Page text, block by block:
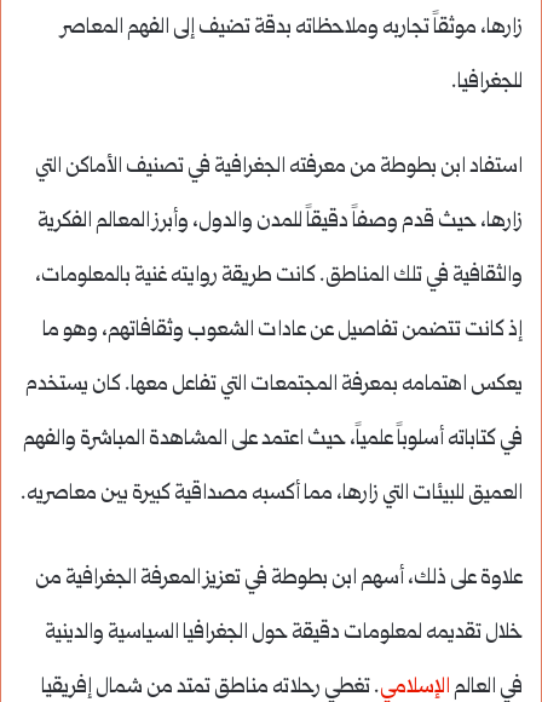
زارها، موثقاً تجاربه وملاحظاته بدقة تضيف إلى الفهم المعاصر
للجغرافيا.
استفاد ابن بطوطة من معرفته الجغرافية في تصنيف الأماكن التي
زارها، حيث قدم وصفاً دقيقاً للمدن والدول، وأبرز المعالم الفكرية
والثقافية في تلك المناطق. كانت طريقة روايته غنية بالمعلومات،
إذ كانت تتضمن تفاصيل عن عادات الشعوب وثقافاتهم، وهو ما
يعكس اهتمامه بمعرفة المجتمعات التي تفاعل معها. كان يستخدم
في كتاباته أسلوباً علمياً، حيث اعتمد على المشاهدة المباشرة والفهم
العميق للبيئات التي زارها، مما أكسبه مصداقية كبيرة بين معاصريه.
علاوة على ذلك، أسهم ابن بطوطة في تعزيز المعرفة الجغرافية من
خلال تقديمه لمعلومات دقيقة حول الجغرافيا السياسية والدينية
في العالمالإسلامي. تغطي رحلاته مناطق تمتد من شمال إفريقيا